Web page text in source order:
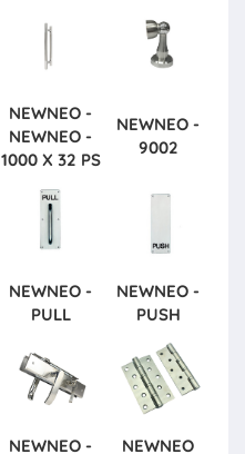
NEWNEO -
NEWNEO -
1000 X 32 PS
NEWNEO -
9002
NEWNEO -
PULL
NEWNEO -
PUSH
NEWNEO -
NEWNEO